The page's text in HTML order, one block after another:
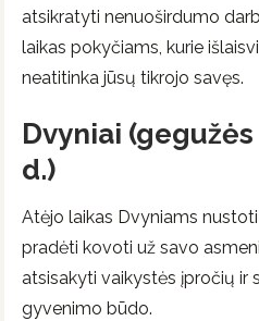
atsikratyti nenuoširdumo
laikas pokyčiams, kurie
neatitinka jūsų tikrojo savęs.
Dvyniai
d.)
Atėjo laikas Dvyniams
pradėti kovoti už savo
atsisakyti vaikystės įpročių ir
gyvenimo būdo.